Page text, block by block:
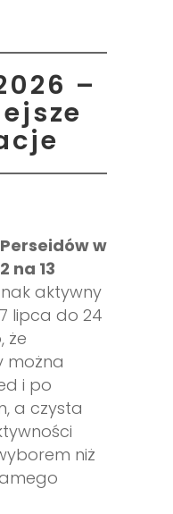
–
w
na 13
aktywny
lipca do 24
że
można
i po
a czysta
niż